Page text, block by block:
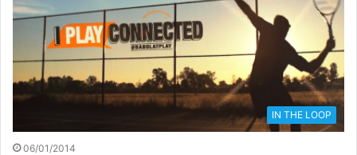
IN THE LOOP
06/01/2014